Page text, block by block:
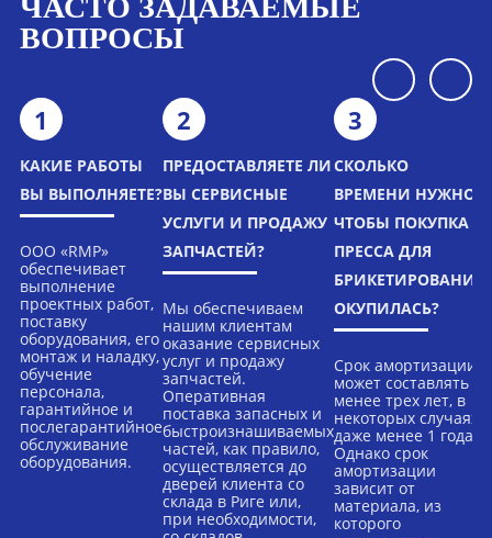
ЧАСТО ЗАДАВАЕМЫЕ
ВОПРОСЫ
1
КАКИЕ РАБОТЫ
ВЫ ВЫПОЛНЯЕТЕ?
ООО «RMP»
обеспечивает
выполнение
проектных работ,
поставку
оборудования, его
монтаж и наладку,
обучение
персонала,
гарантийное и
послегарантийное
обслуживание
оборудования.
2
ПРЕДОСТАВЛЯЕТЕ ЛИ
ВЫ СЕРВИСНЫЕ
УСЛУГИ И ПРОДАЖУ
ЗАПЧАСТЕЙ?
Мы обеспечиваем
нашим клиентам
оказание сервисных
услуг и продажу
запчастей.
Оперативная
поставка запасных и
быстроизнашиваемых
частей, как правило,
осуществляется до
дверей клиента со
склада в Риге или,
при необходимости,
3
СКОЛЬКО
ВРЕМЕНИ НУЖНО,
ЧТОБЫ ПОКУПКА
ПРЕССА ДЛЯ
БРИКЕТИРОВАНИЯ
ОКУПИЛАСЬ?
Срок амортизации
может составлять
менее трех лет, в
некоторых случаях
даже менее 1 года.
Однако срок
амортизации
зависит от
материала, из
которого